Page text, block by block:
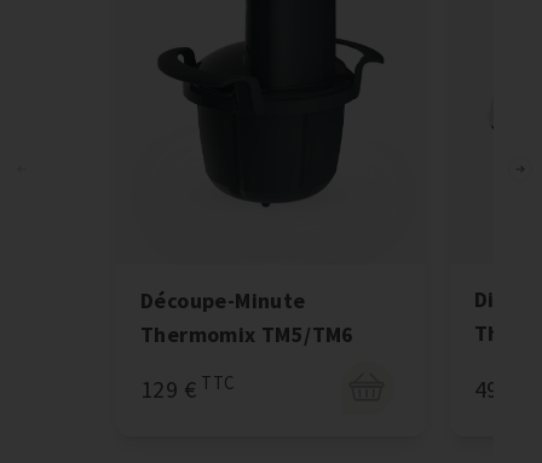
Découpe-Minute
Thermomix TM5/TM6
129 € TTC 49 €